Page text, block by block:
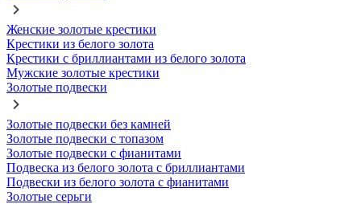
Женские золотые крестики
Крестики из белого золота
Крестики с бриллиантами из белого золота
Мужские золотые крестики
Золотые подвески
Золотые подвески без камней
Золотые подвески с топазом
Золотые подвески с фианитами
Подвеска из белого золота с бриллиантами
Подвески из белого золота с фианитами
Золотые серьги